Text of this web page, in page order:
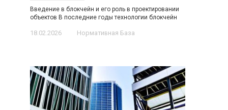
Введение в блокчейн и его роль в проектировании
объектов В последние годы технологии блокчейн
18.02.2026 Нормативная База